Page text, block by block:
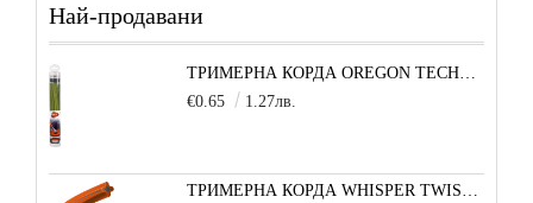
Най-продавани
ТРИМЕРНА КОРДА OREGON TECHNI-BLADE 6,0 ММ Х 26 СМ - 1 БРОЙ
€0.65
1.27лв.